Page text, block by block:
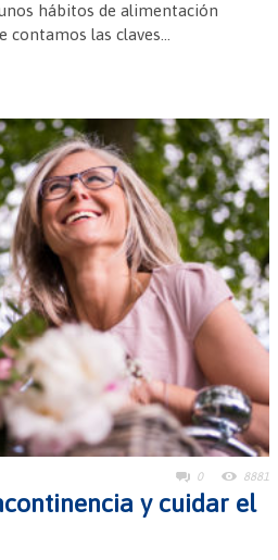
hábitos de alimentación
contamos las claves...
0 8881
y cuidar el